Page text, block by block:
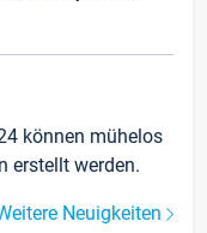
können mühelos
erstellt werden.
Neuigkeiten